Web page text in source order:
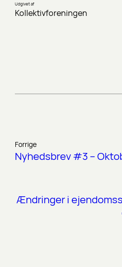
Udgivet af
Kollektivforeningen
Forrige
Nyhedsbrev #3 –
Ændringer i